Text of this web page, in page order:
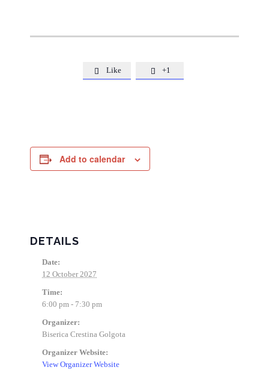
 Like  +1
Add to calendar
DETAILS
Date:
12 October 2027
Time:
6:00 pm - 7:30 pm
Organizer:
Biserica Crestina Golgota
Organizer Website:
View Organizer Website